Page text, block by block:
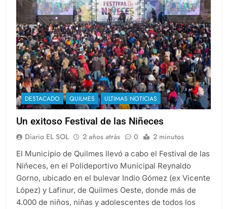
DESTACADO QUILMES ULTIMAS NOTICIAS
Un exitoso Festival de las Niñeces
Diario EL SOL 2 años atrás 0 2 minutos
El Municipio de Quilmes llevó a cabo el Festival de las
Niñeces, en el Polideportivo Municipal Reynaldo
Gorno, ubicado en el bulevar Indio Gómez (ex Vicente
López) y Lafinur, de Quilmes Oeste, donde más de
4.000 de niños, niñas y adolescentes de todos los